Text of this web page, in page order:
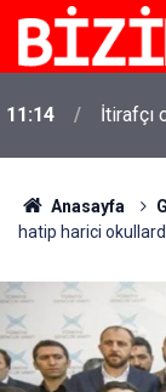
11:14 İtirafçı
Anasayfa
hatip harici